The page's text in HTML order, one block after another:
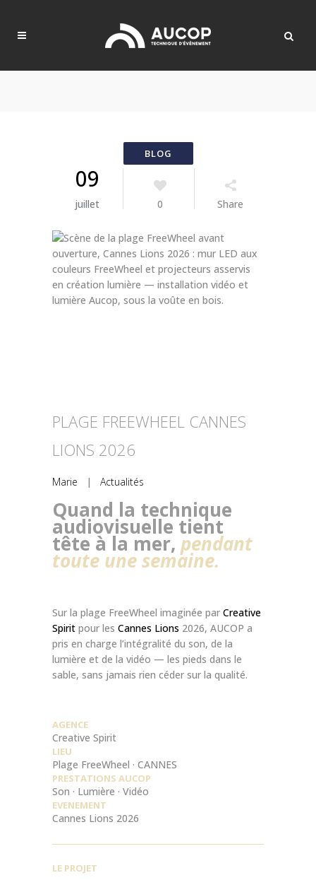
09
juillet 0 Share
PLAGE FREEWHEEL CANNES
LIONS 2026
Marie | Actualités
Quand la technique
audiovisuelle tient
tête à la mer, pendant
toute une semaine.
Sur la plage FreeWheel imaginée par Creative
Spirit pour les Cannes Lions 2026, AUCOP a
pris en charge l’intégralité du son, de la
lumière et de la vidéo — les pieds dans le
sable, sans jamais rien céder sur la qualité.
AGENCE
Creative Spirit
LIEU
Plage FreeWheel · CANNES
PRESTATIONS AUCOP
Son · Lumière · Vidéo
EVENEMENT
Cannes Lions 2026
LE PROJET